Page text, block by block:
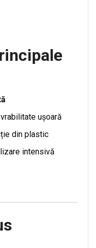
ușoară
din plastic
intensivă